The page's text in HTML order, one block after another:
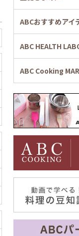
ABCおすすめアイ
ABC HEALTH
ABC Cooking